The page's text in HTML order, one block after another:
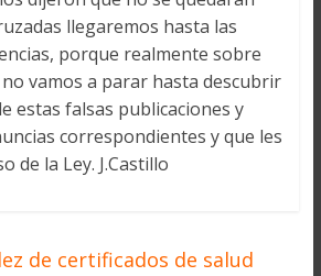
llegaremos hasta las
porque realmente sobre
vamos a parar hasta descubrir
estas falsas publicaciones y
correspondientes y que les
de la Ley. J.Castillo
de certificados de salud